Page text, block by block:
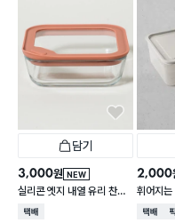
담기
NEW
3,000원
실리콘 엣지 내열 유리 찬통
550 ml
택배배송
2,000
휘어지
2 L 그레
택배배송